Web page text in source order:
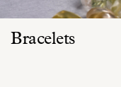
Fiançailles
Fr
Bracelets